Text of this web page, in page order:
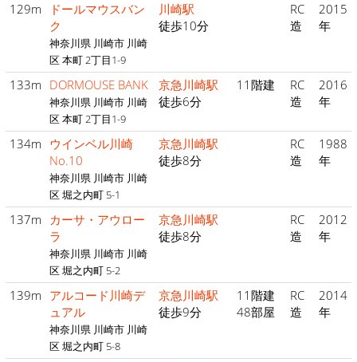
129m
ドールマウスバン
ク
神奈川県 川崎市 川崎
区 本町 2丁目1-9
川崎駅
徒歩10分
RC
造
2015
年
133m DORMOUSE BANK
神奈川県 川崎市 川崎
区 本町 2丁目1-9
京急川崎駅
徒歩6分
11階建
RC
造
2016
年
134m ウインベル川崎
No.10
神奈川県 川崎市 川崎
区 堀之内町 5-1
京急川崎駅
徒歩8分
RC
造
1988
年
137m
カーサ・アウロー
ラ
神奈川県 川崎市 川崎
区 堀之内町 5-2
京急川崎駅
徒歩8分
RC
造
2012
年
139m アルコード川崎デ
ュアル
神奈川県 川崎市 川崎
区 堀之内町 5-8
京急川崎駅
徒歩9分
11階建
48部屋
RC
造
2014
年